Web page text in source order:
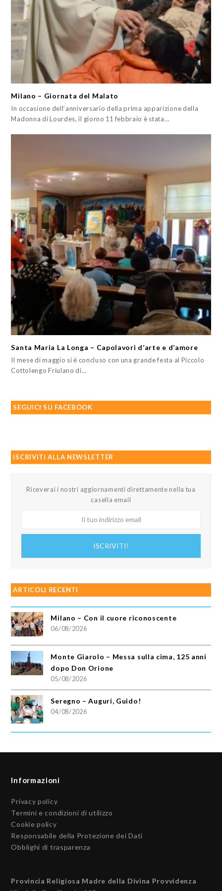
Milano – Giornata del Malato
In occasione dell’anniversario della prima apparizione della
Madonna di Lourdes, il giorno 11 febbraio è stata…
Santa Maria La Longa – Capolavori d’arte e d’amore
Il mese di maggio si è concluso con una grande festa al Piccolo
Cottolengo Friulano di…
SEGUICI SU FACEBOOK
ISCRIVITI ALLA NEWSLETTER
Riceverai i nostri aggiornamenti direttamente nella tua
casella email
ISCRIVITI!
ARTICOLI RECENTI
Milano – Con il cuore riconoscente
06/08/2026
Monte Giarolo – Messa sulla cima, 125 anni
dopo Don Orione
05/08/2026
Seregno – Auguri, Guido!
04/08/2026
Informazioni
Privacy policy
Termini e condizioni di utilizzo
Cookie policy
Responsabile della Protezione dei Dati
Obblighi di trasparenza
Provincia Religiosa Madre della Divina Provvidenza